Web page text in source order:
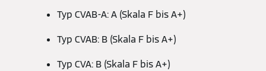
Typ CVAB-A: A (Skala F bis A+)
Typ CVAB: B (Skala F bis A+)
Typ CVA: B (Skala F bis A+)